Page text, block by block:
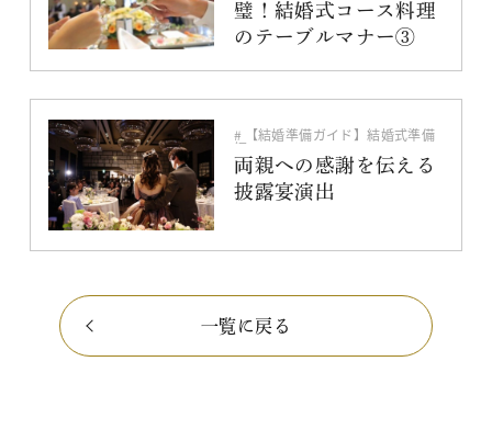
璧！結婚式コース料理
のテーブルマナー③
【結婚準備ガイド】結婚式準備
編
演出
両親への感謝を伝える
披露宴演出
一覧に戻る